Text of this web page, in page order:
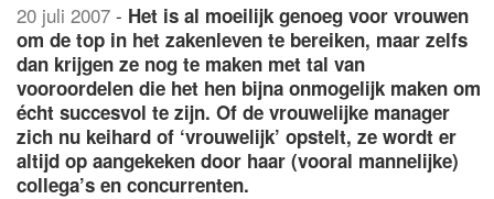
20 juli 2007 - Het is al moeilijk genoeg voor vrouwen
om de top in het zakenleven te bereiken, maar zelfs
dan krijgen ze nog te maken met tal van
vooroordelen die het hen bijna onmogelijk maken om
écht succesvol te zijn. Of de vrouwelijke manager
zich nu keihard of ‘vrouwelijk’ opstelt, ze wordt er
altijd op aangekeken door haar (vooral mannelijke)
collega’s en concurrenten.